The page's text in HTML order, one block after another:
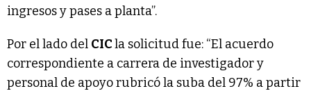
ingresos y pases a planta”.
Por el lado del CICla solicitud fue: “El acuerdo
correspondiente a carrera de investigador y
personal de apoyo rubricó la suba del 97% a partir